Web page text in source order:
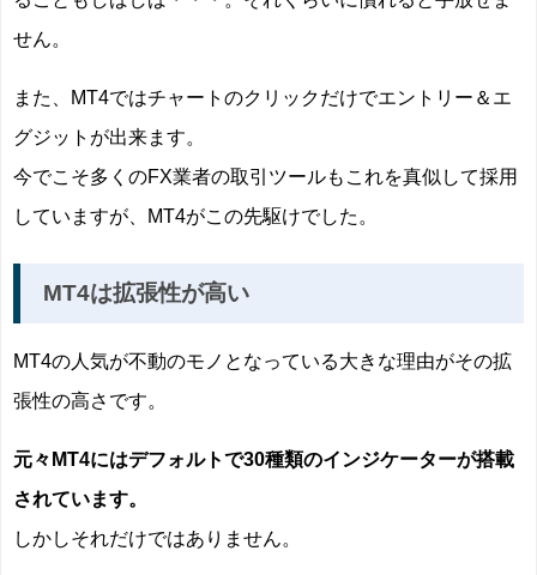
せん。
また、MT4ではチャートのクリックだけでエントリー＆エ
グジットが出来ます。
今でこそ多くのFX業者の取引ツールもこれを真似して採用
していますが、MT4がこの先駆けでした。
MT4は拡張性が高い
MT4の人気が不動のモノとなっている大きな理由がその拡
張性の高さです。
元々MT4にはデフォルトで30種類のインジケーターが搭載
されています。
しかしそれだけではありません。